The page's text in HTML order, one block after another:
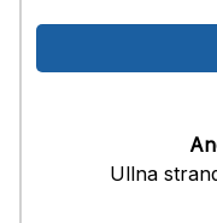
Ullna